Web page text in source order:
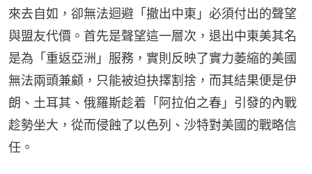
來去自如，卻無法迴避「撤出中東」必須付出的聲望
與盟友代價。首先是聲望這一層次，退出中東美其名
是為「重返亞洲」服務，實則反映了實力萎縮的美國
無法兩頭兼顧，只能被迫抉擇割捨，而其結果便是伊
朗、土耳其、俄羅斯趁着「阿拉伯之春」引發的內戰
趁勢坐大，從而侵蝕了以色列、沙特對美國的戰略信
任。